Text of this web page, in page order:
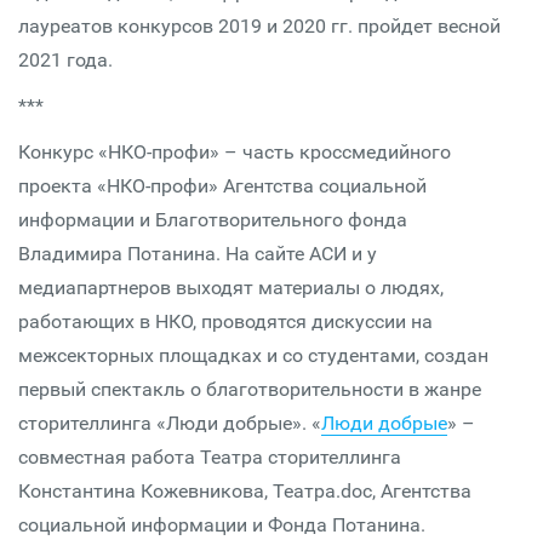
лауреатов конкурсов 2019 и 2020 гг. пройдет весной
2021 года.
***
Конкурс «НКО-профи» – часть кроссмедийного
проекта «НКО-профи» Агентства социальной
информации и Благотворительного фонда
Владимира Потанина. На сайте АСИ и у
медиапартнеров выходят материалы о людях,
работающих в НКО, проводятся дискуссии на
межсекторных площадках и со студентами, создан
первый спектакль о благотворительности в жанре
сторителлинга «Люди добрые». «Люди добрые» –
совместная работа Театра сторителлинга
Константина Кожевникова, Театра.doc, Агентства
социальной информации и Фонда Потанина.